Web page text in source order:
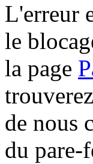
L'erreur
le
la page
de nous
du pare-